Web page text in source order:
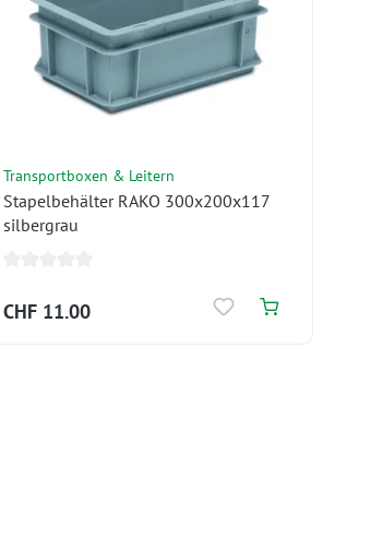
Transportboxen & Leitern
Stapelbehälter RAKO 300x200x117
silbergrau
CHF 11.00